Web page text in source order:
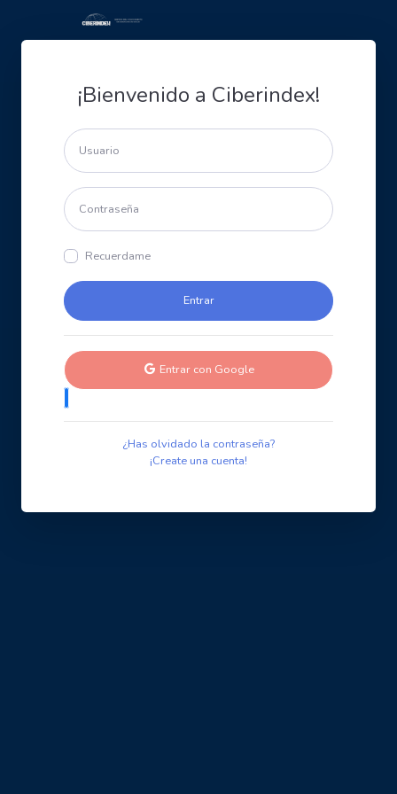
¡Bienvenido a Ciberindex!
Recuerdame
Entrar con Google
¿Has olvidado la contraseña?
¡Create una cuenta!